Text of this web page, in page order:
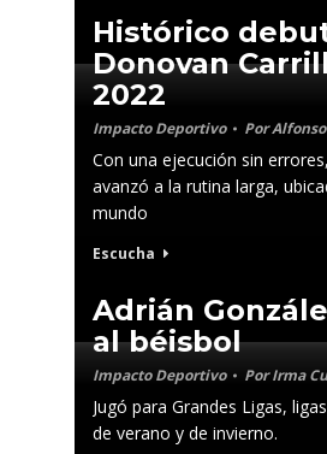
Histórico
Donovan
2022
Impacto Deportivo Por
Con una ejecución sin
avanzó a la rutina larga,
mundo
Escucha
Adrián
al béisbol
Impacto Deportivo PorIrma
Jugó para Grandes Ligas,
de verano y de invierno.